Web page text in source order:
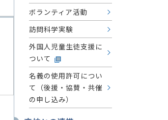
ボランティア活動
訪問科学実験
外国人児童生徒支援に
ついて
名義の使用許可につい
て（後援・協賛・共催
の申し込み）